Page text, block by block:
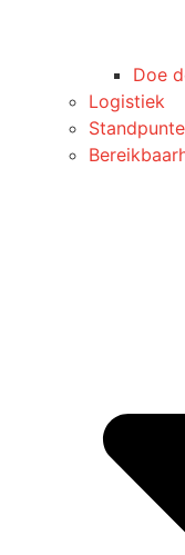
Doe
Logistiek